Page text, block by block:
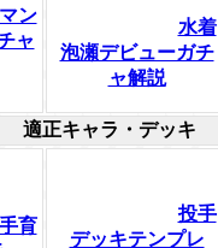
ン
ャ
水着
泡瀬デビューガチ
ャ解説
適正キャラ・デッキ
育
投手
デッキテンプレ